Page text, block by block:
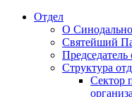
Отдел
О
Святейший
Председатель
Структура
Сектор